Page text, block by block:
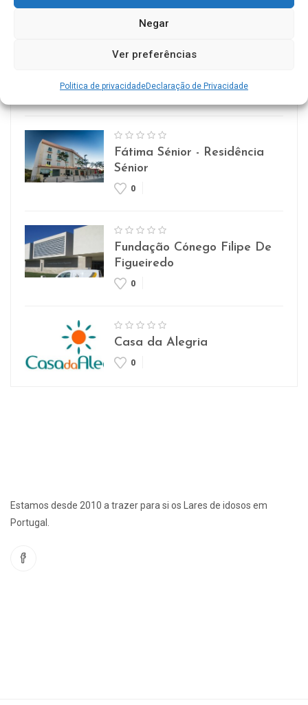
Negar
Ver preferências
Politica de privacidadeDeclaração de Privacidade
0
Fátima Sénior - Residência
Sénior
0
Fundação Cónego Filipe De
Figueiredo
0
Casa da Alegria
0
Estamos desde 2010 a trazer para si os Lares de idosos em
Portugal.